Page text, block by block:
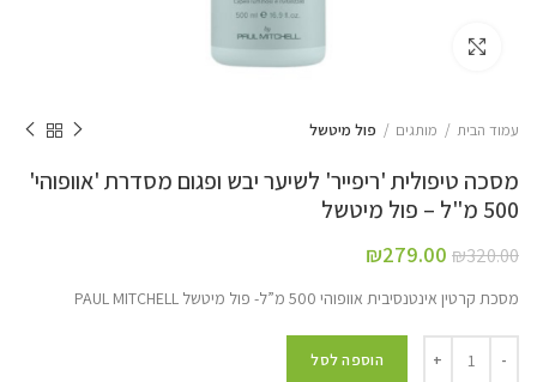
עמוד הבית מותגים פול מיטשל
מסכה טיפולית 'ריפייר' לשיער יבש ופגום מסדרת 'אוופוהי'
500 מ"ל – פול מיטשל
₪320.00
₪279.00
מסכת קרטין אינטנסיבית אוופוהי 500 מ”ל- פול מיטשל PAUL MITCHELL
הוספה לסל